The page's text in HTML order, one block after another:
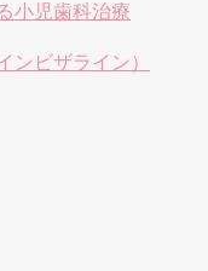
小児歯科治療
ンビザライン）